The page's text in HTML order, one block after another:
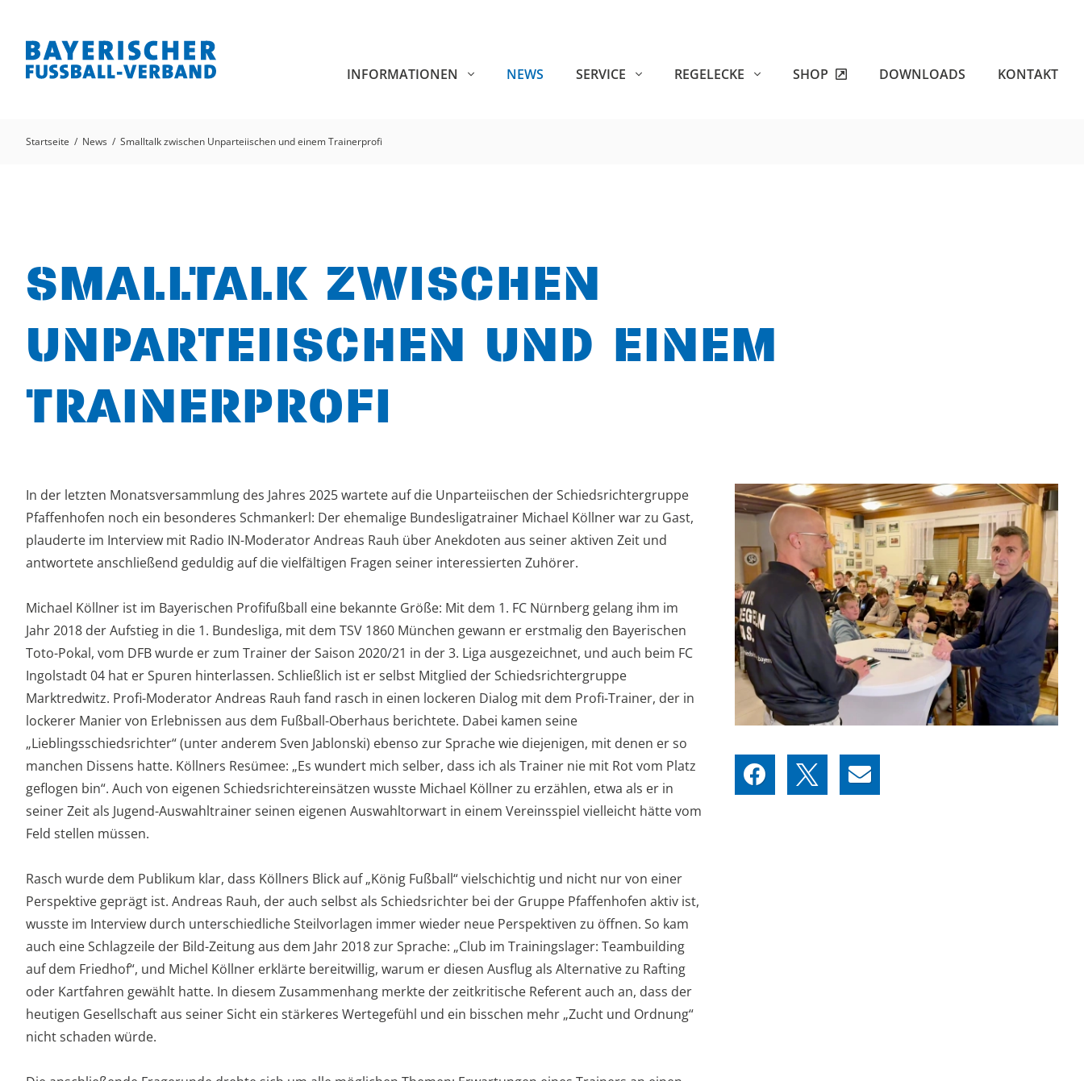
INFORMATIONEN NEWS SERVICE REGELECKE SHOP DOWNLOADS KONTAKT
Startseite News Smalltalk zwischen Unparteiischen und einem Trainerprofi
SMALLTALK ZWISCHEN
UNPARTEIISCHEN UND EINEM
TRAINERPROFI
In der letzten Monatsversammlung des Jahres 2025 wartete auf die Unparteiischen der Schiedsrichtergruppe
Pfaffenhofen noch ein besonderes Schmankerl: Der ehemalige Bundesligatrainer Michael Köllner war zu Gast,
plauderte im Interview mit Radio IN-Moderator Andreas Rauh über Anekdoten aus seiner aktiven Zeit und
antwortete anschließend geduldig auf die vielfältigen Fragen seiner interessierten Zuhörer.
Michael Köllner ist im Bayerischen Profifußball eine bekannte Größe: Mit dem 1. FC Nürnberg gelang ihm im
Jahr 2018 der Aufstieg in die 1. Bundesliga, mit dem TSV 1860 München gewann er erstmalig den Bayerischen
Toto-Pokal, vom DFB wurde er zum Trainer der Saison 2020/21 in der 3. Liga ausgezeichnet, und auch beim FC
Ingolstadt 04 hat er Spuren hinterlassen. Schließlich ist er selbst Mitglied der Schiedsrichtergruppe
Marktredwitz. Profi-Moderator Andreas Rauh fand rasch in einen lockeren Dialog mit dem Profi-Trainer, der in
lockerer Manier von Erlebnissen aus dem Fußball-Oberhaus berichtete. Dabei kamen seine
„Lieblingsschiedsrichter“ (unter anderem Sven Jablonski) ebenso zur Sprache wie diejenigen, mit denen er so
manchen Dissens hatte. Köllners Resümee: „Es wundert mich selber, dass ich als Trainer nie mit Rot vom Platz
geflogen bin“. Auch von eigenen Schiedsrichtereinsätzen wusste Michael Köllner zu erzählen, etwa als er in
seiner Zeit als Jugend-Auswahltrainer seinen eigenen Auswahltorwart in einem Vereinsspiel vielleicht hätte vom
Feld stellen müssen.
Rasch wurde dem Publikum klar, dass Köllners Blick auf „König Fußball“ vielschichtig und nicht nur von einer
Perspektive geprägt ist. Andreas Rauh, der auch selbst als Schiedsrichter bei der Gruppe Pfaffenhofen aktiv ist,
wusste im Interview durch unterschiedliche Steilvorlagen immer wieder neue Perspektiven zu öffnen. So kam
auch eine Schlagzeile der Bild-Zeitung aus dem Jahr 2018 zur Sprache: „Club im Trainingslager: Teambuilding
auf dem Friedhof“, und Michel Köllner erklärte bereitwillig, warum er diesen Ausflug als Alternative zu Rafting
oder Kartfahren gewählt hatte. In diesem Zusammenhang merkte der zeitkritische Referent auch an, dass der
heutigen Gesellschaft aus seiner Sicht ein stärkeres Wertegefühl und ein bisschen mehr „Zucht und Ordnung“
nicht schaden würde.